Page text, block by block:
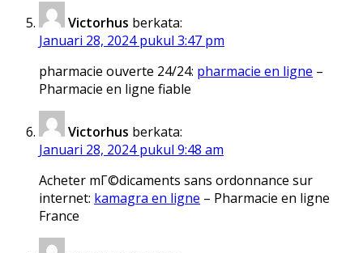
Victorhus berkata:
Januari 28, 2024 pukul 3:47 pm
pharmacie ouverte 24/24: pharmacie en ligne –
Pharmacie en ligne fiable
Victorhus berkata:
Januari 28, 2024 pukul 9:48 am
Acheter mГ©dicaments sans ordonnance sur
internet: kamagra en ligne – Pharmacie en ligne
France